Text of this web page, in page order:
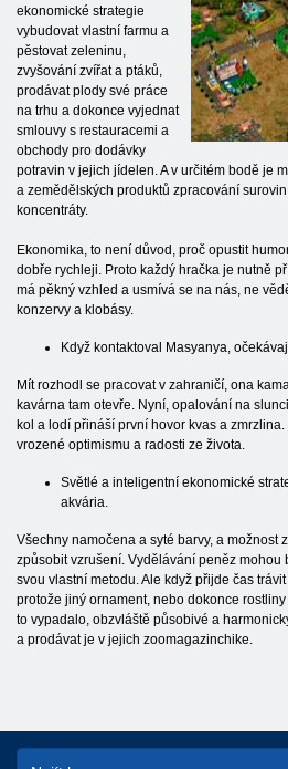
ekonomické strategie
vybudovat vlastní farmu a
pěstovat zeleninu,
zvyšování zvířat a ptáků,
prodávat plody své práce
na trhu a dokonce vyjednat
smlouvy s restauracemi a
obchody pro dodávky
potravin v jejich jídelen. A v určitém bodě je
a zemědělských produktů zpracování
koncentráty.
Ekonomika, to není důvod, proč opustit
dobře rychleji. Proto každý hračka je nutně
má pěkný vzhled a usmívá se na nás, ne
konzervy a klobásy.
Když kontaktoval Masyanya,
Mít rozhodl se pracovat v zahraničí, ona
kavárna tam otevře. Nyní, opalování na
kol a lodí přináší první hovor kvas a
vrozené optimismu a radosti ze života.
Světlé a inteligentní ekonomické
akvária.
Všechny namočena a syté barvy, a možnost
způsobit vzrušení. Vydělávání peněz mohou
svou vlastní metodu. Ale když přijde čas
protože jiný ornament, nebo dokonce
to vypadalo, obzvláště působivé a
a prodávat je v jejich zoomagazinchike.